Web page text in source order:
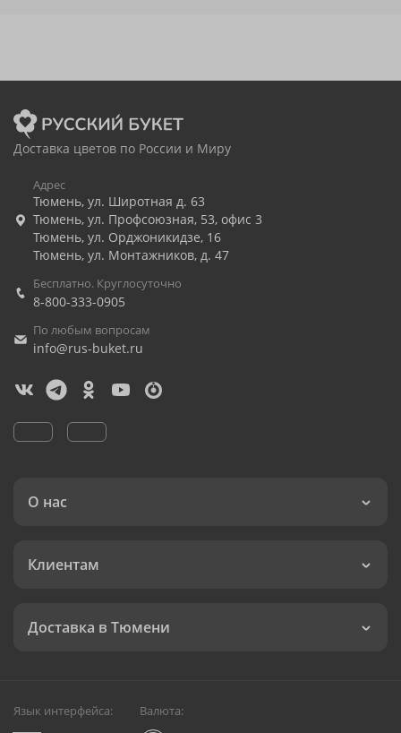
Доставка цветов по России и Миру
Адрес
Тюмень, ул. Широтная д. 63
Тюмень, ул. Профсоюзная, 53, офис 3
Тюмень, ул. Орджоникидзе, 16
Тюмень, ул. Монтажников, д. 47
Бесплатно. Круглосуточно
8-800-333-0905
По любым вопросам
info@rus-buket.ru
О нас
Клиентам
Доставка в Тюмени
Язык интерфейса: Валюта: